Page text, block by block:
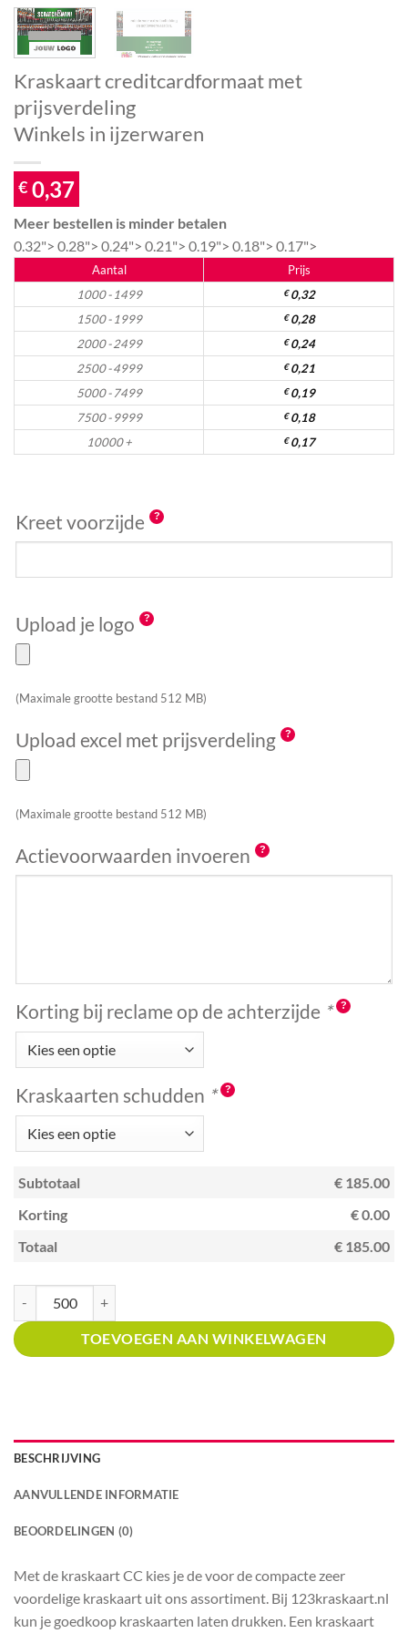
Kraskaart creditcardformaat met
prijsverdeling
Winkels in ijzerwaren
€ 0,37
Meer bestellen is minder betalen
0.32"> 0.28"> 0.24"> 0.21"> 0.19"> 0.18"> 0.17">
Aantal
Prijs
1000 - 1499
€0,32
1500 - 1999
€0,28
2000 - 2499
€0,24
2500 - 4999
€0,21
5000 - 7499
€0,19
7500 - 9999
€0,18
10000 +
€0,17
Kreet voorzijde
Upload je logo
(Maximale grootte bestand 512 MB)
Upload excel met prijsverdeling
(Maximale grootte bestand 512 MB)
Actievoorwaarden invoeren
Korting bij reclame op de achterzijde *
Kraskaarten schudden *
Subtotaal
€ 185.00
Korting
€ 0.00
Totaal
€ 185.00
TOEVOEGEN AAN WINKELWAGEN
BESCHRIJVING
AANVULLENDE INFORMATIE
BEOORDELINGEN (0)
Met de kraskaart CC kies je de voor de compacte zeer
voordelige kraskaart uit ons assortiment. Bij 123kraskaart.nl
kun je goedkoop kraskaarten laten drukken. Een kraskaart